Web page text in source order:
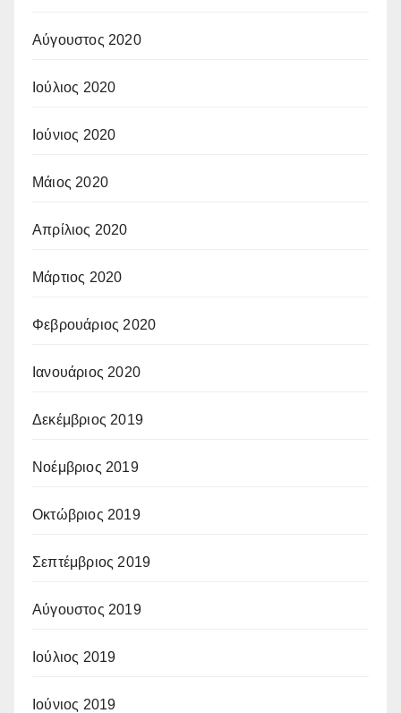
Αύγουστος 2020
Ιούλιος 2020
Ιούνιος 2020
Μάιος 2020
Απρίλιος 2020
Μάρτιος 2020
Φεβρουάριος 2020
Ιανουάριος 2020
Δεκέμβριος 2019
Νοέμβριος 2019
Οκτώβριος 2019
Σεπτέμβριος 2019
Αύγουστος 2019
Ιούλιος 2019
Ιούνιος 2019